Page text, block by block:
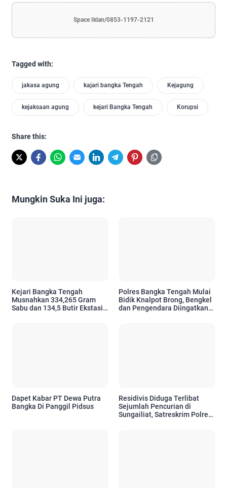
Space Iklan/0853-1197-2121
Tagged with:
jakasa agung kajari bangka Tengah Kejagung
kejaksaan agung kejari Bangka Tengah Korupsi
Share this:
Mungkin Suka Ini juga:
Kejari Bangka Tengah
Musnahkan 334,265 Gram
Sabu dan 134,5 Butir Ekstasi
Polres Bangka Tengah Mulai
Bidik Knalpot Brong, Bengkel
dan Pengendara Diingatkan
Dapet Kabar PT Dewa Putra
Bangka Di Panggil Pidsus
Residivis Diduga Terlibat
Sejumlah Pencurian di
Sungailiat, Satreskrim Polres